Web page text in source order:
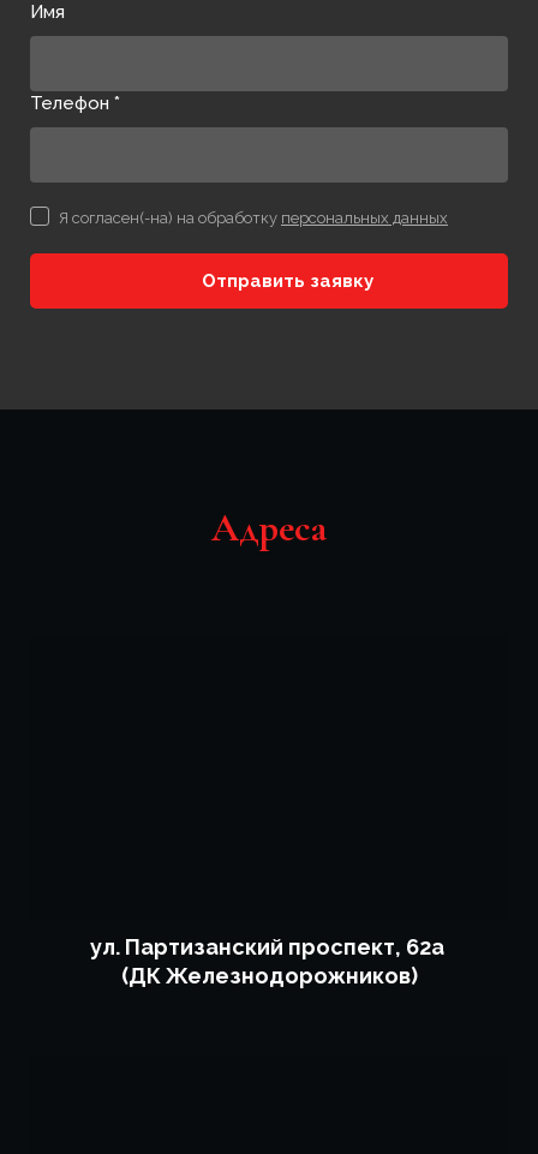
Имя
Телефон *
Отправить заявку
Я согласен(-на) на обработку персональных данных
Адреса
ул. Партизанский проспект, 62а
(ДК Железнодорожников)